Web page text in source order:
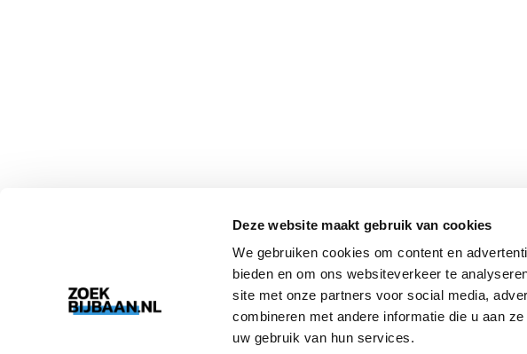
Deze website maakt gebruik van cookies
We gebruiken cookies om content en
bieden en om ons websiteverkeer te
site met onze partners voor social media,
combineren met andere informatie die u aan
uw gebruik van hun services.